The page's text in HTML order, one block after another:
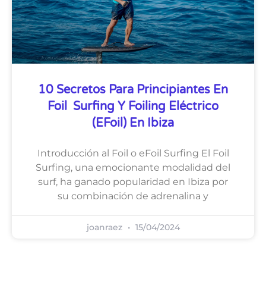
10 Secretos Para Principiantes En
Foil Surfing Y Foiling Eléctrico
(eFoil) En Ibiza
Introducción al Foil o eFoil Surfing El Foil
Surfing, una emocionante modalidad del
surf, ha ganado popularidad en Ibiza por
su combinación de adrenalina y
joanraez 15/04/2024